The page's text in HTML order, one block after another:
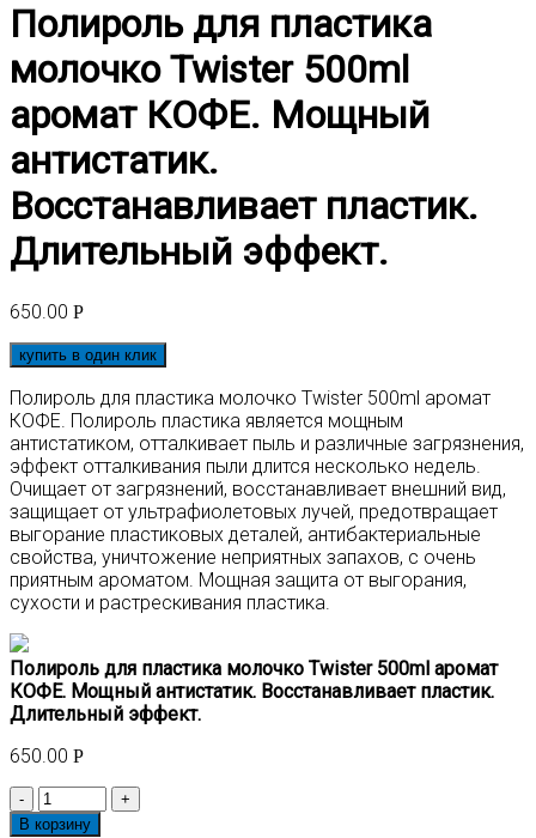
Полироль для пластика
молочко Twister 500ml
аромат КОФЕ. Мощный
антистатик.
Восстанавливает пластик.
Длительный эффект.
650.00 Р
купить в один клик
Полироль для пластика молочко Twister 500ml аромат
КОФЕ. Полироль пластика является мощным
антистатиком, отталкивает пыль и различные загрязнения,
эффект отталкивания пыли длится несколько недель.
Очищает от загрязнений, восстанавливает внешний вид,
защищает от ультрафиолетовых лучей, предотвращает
выгорание пластиковых деталей, антибактериальные
свойства, уничтожение неприятных запахов, с очень
приятным ароматом. Мощная защита от выгорания,
сухости и растрескивания пластика.
Полироль для пластика молочко Twister 500ml аромат
КОФЕ. Мощный антистатик. Восстанавливает пластик.
Длительный эффект.
650.00 Р
Количество
товара
В корзину